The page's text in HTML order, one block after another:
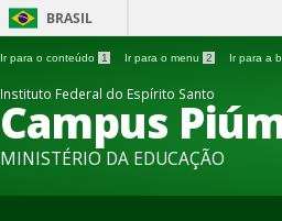
BRASIL
Ir para o conteúdo 1 Ir para o menu 2 Ir para a
Instituto Federal do Espírito Santo
Campus
MINISTÉRIO DA EDUCAÇÃO